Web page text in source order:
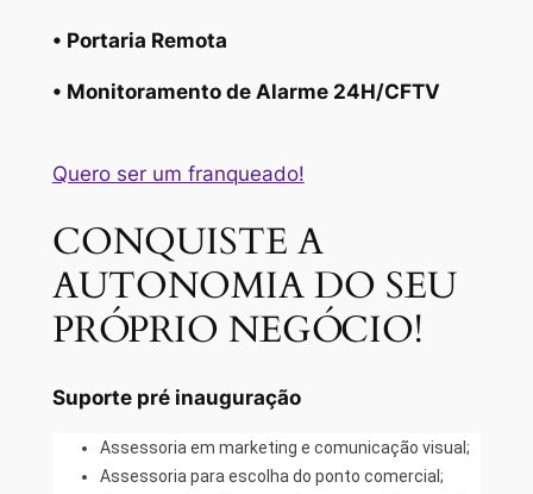
• Portaria Remota
• Monitoramento de Alarme 24H/CFTV
Quero ser um franqueado!
CONQUISTE A
AUTONOMIA DO SEU
PRÓPRIO NEGÓCIO!
Suporte pré inauguração
Assessoria em marketing e comunicação visual;
Assessoria para escolha do ponto comercial;